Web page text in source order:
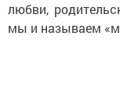
любви,
мы и называем